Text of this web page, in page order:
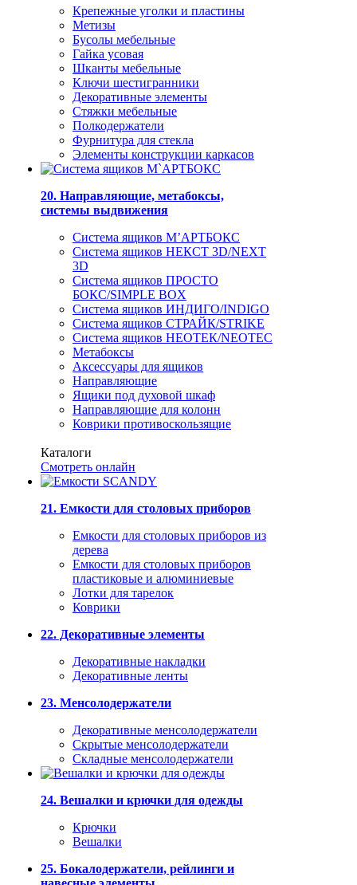
Крепежные уголки и пластины
Метизы
Бусолы мебельные
Гайка усовая
Шканты мебельные
Ключи шестигранники
Декоративные элементы
Стяжки мебельные
Полкодержатели
Фурнитура для стекла
Элементы конструкции каркасов
20. Направляющие, метабоксы,
системы выдвижения
Система ящиков М’АРТБОКС
Система ящиков НЕКСТ 3D/NEXT
3D
Система ящиков ПРОСТО
БОКС/SIMPLE BOX
Система ящиков ИНДИГО/INDIGO
Система ящиков СТРАЙК/STRIKE
Система ящиков НЕОТЕК/NEOTEC
Метабоксы
Аксессуары для ящиков
Направляющие
Ящики под духовой шкаф
Направляющие для колонн
Коврики противоскользящие
Каталоги
Смотреть онлайн
21. Емкости для столовых приборов
Емкости для столовых приборов из
дерева
Емкости для столовых приборов
пластиковые и алюминиевые
Лотки для тарелок
Коврики
22. Декоративные элементы
Декоративные накладки
Декоративные ленты
23. Менсолодержатели
Декоративные менсолодержатели
Скрытые менсолодержатели
Складные менсолодержатели
24. Вешалки и крючки для одежды
Крючки
Вешалки
25. Бокалодержатели, рейлинги и